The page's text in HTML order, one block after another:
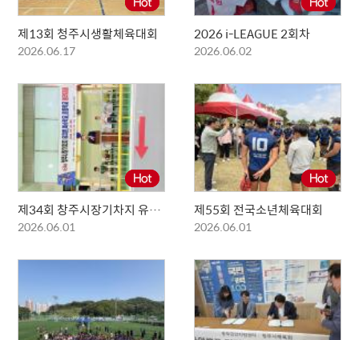
제13회 청주시생활체육대회
2026.06.17
2026 i-LEAGUE 2회차
2026.06.02
제34회 창주시장기차지 유치원특수학교초등학교롤러대회
2026.06.01
제55회 전국소년체육대회
2026.06.01